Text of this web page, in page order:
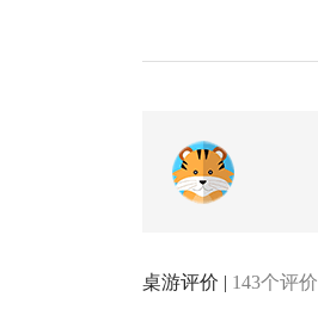
桌游评价 | 143个评价